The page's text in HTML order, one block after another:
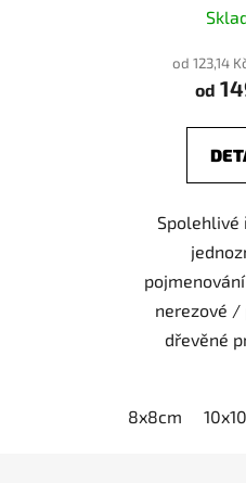
od 123,14
od
Spolehlivé
nerezové
dřevěné
8x8cm